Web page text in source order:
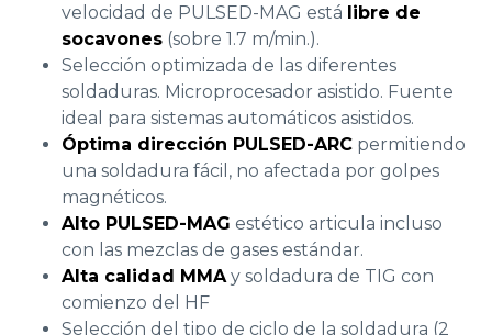
velocidad de PULSED-MAG está libre de
socavones (sobre 1.7 m/min.).
Selección optimizada de las diferentes
soldaduras. Microprocesador asistido. Fuente
ideal para sistemas automáticos asistidos.
Óptima dirección PULSED-ARC permitiendo
una soldadura fácil, no afectada por golpes
magnéticos.
Alto PULSED-MAG estético articula incluso
con las mezclas de gases estándar.
Alta calidad MMAy soldadura de TIG con
comienzo del HF
Selección del tipo de ciclo de la soldadura (2